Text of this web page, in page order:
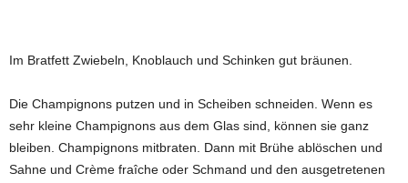
Im Bratfett Zwiebeln, Knoblauch und Schinken gut bräunen.
Die Champignons putzen und in Scheiben schneiden. Wenn es
sehr kleine Champignons aus dem Glas sind, können sie ganz
bleiben. Champignons mitbraten. Dann mit Brühe ablöschen und
Sahne und Crème fraîche oder Schmand und den ausgetretenen